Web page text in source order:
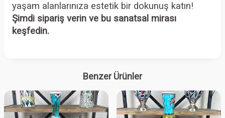
yaşam alanlarınıza estetik bir dokunuş katın!
Şimdi sipariş verin ve bu sanatsal mirası
keşfedin.
Benzer Ürünler